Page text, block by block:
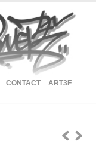
CONTACT ART3F